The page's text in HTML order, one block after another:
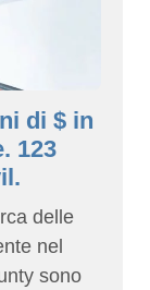
di $ in
123
delle
nel
sono